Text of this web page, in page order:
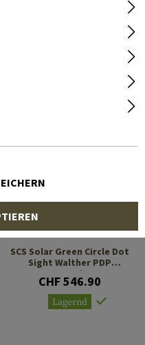
HOLOSUN
SCS Solar Green Circle Dot
Sight Walther PDP
Footprint
CHF 546.90
Lagernd